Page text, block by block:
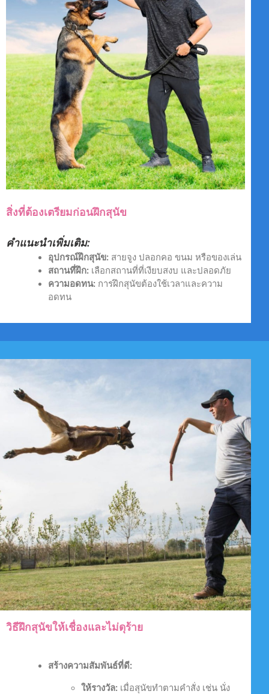
สิ่งที่ต้องเตรียมก่อนฝึกสุนัข
คำแนะนำเพิ่มเติม:
อุปกรณ์ฝึกสุนัข: สายจูง ปลอกคอ ขนม หรือของเล่น
สถานที่ฝึก: เลือกสถานที่ที่เงียบสงบ และปลอดภัย
ความอดทน: การฝึกสุนัขต้องใช้เวลาและความ
อดทน
วิธีฝึกสุนัขให้เชื่องและไม่ดุร้าย
สร้างความสัมพันธ์ที่ดี:
ให้รางวัล: เมื่อสุนัขทำตามคำสั่ง เช่น นั่ง